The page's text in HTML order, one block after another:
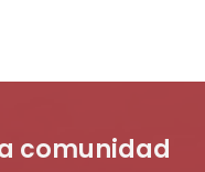
comunidad